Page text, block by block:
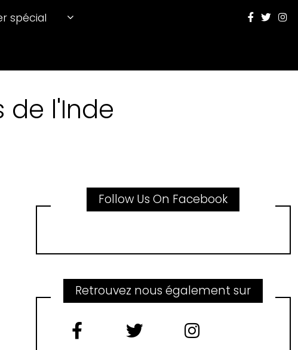
spécial
l'Inde
Follow Us On Facebook
Retrouvez nous également sur